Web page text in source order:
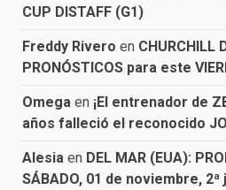
CUP DISTAFF (G1)
Freddy Rivero en CHURCHILL
PRONÓSTICOS para este
Omega en ¡El entrenador de
años falleció el reconocido
Alesia en DEL MAR (EUA):
SÁBADO, 01 de noviembre,